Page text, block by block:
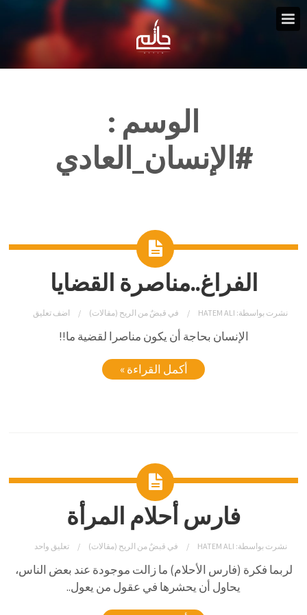
الوسم :
#الإنسان_العادي
الفراغ..مناصرة القضايا
نشرت بواسطة: HATEM ALI في قبضٌ من الريح (مقالات) اضف تعليق
الإنسان بحاجة أن يكون مناصرا لقضية ما!!
أكمل القراءة »
فارس أحلام المرأة
نشرت بواسطة: HATEM ALI في قبضٌ من الريح (مقالات) تعليق واحد
لربما فكرة (فارس الأحلام) ما زالت موجودة عند بعض الناس،
يحاول أن يحشرها في عقول من يعول..